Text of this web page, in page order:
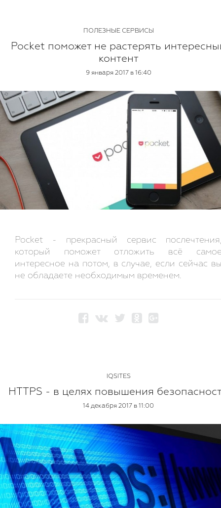
ПОЛЕЗНЫЕ СЕРВИСЫ
Pocket поможет не растерять
контент
9 января 2017 в 16:40
Pocket - прекрасный сервис
который поможет отложить всё
интересное на потом, в случае, если сейчас
не обладаете необходимым временем.
IQSITES
HTTPS - в целях повышения
14 декабря 2017 в 11:00